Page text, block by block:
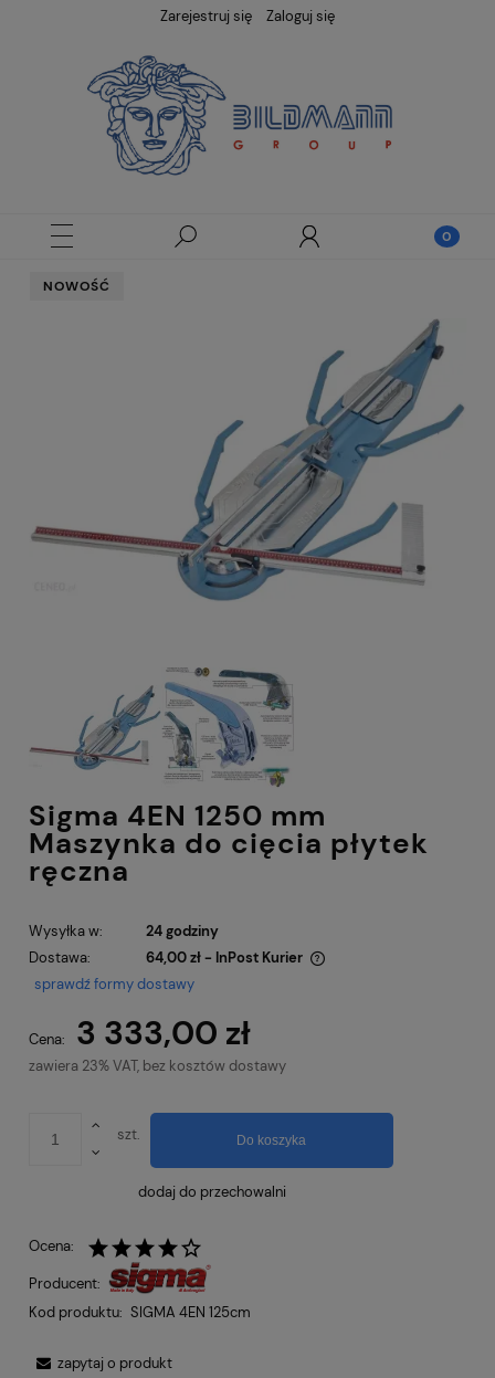
Zarejestruj się Zaloguj się
NOWOŚĆ
Sigma 4EN 1250 mm
Maszynka do cięcia płytek
ręczna
Wysyłka w:
24 godziny
Dostawa:
64,00 zł - InPost Kurier
Cena nie zawiera ewentualnych kosztów płatności
sprawdź formy dostawy
Cena: 3 333,00 zł
zawiera 23% VAT, bez kosztów dostawy
szt. Do koszyka
dodaj do przechowalni
Ocena:
Producent:
Kod produktu: SIGMA 4EN 125cm
zapytaj o produkt